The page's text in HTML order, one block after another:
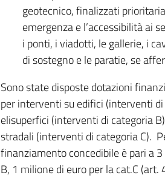
geotecnico, finalizzati
emergenza e l’accessibilità ai
i ponti, i viadotti, le gallerie, i
di sostegno e le paratie, se
Sono state disposte dotazioni
per interventi su edifici (interventi
elisuperfici (interventi di categoria
stradali (interventi di categoria C).
finanziamento concedibile è pari a
B, 1 milione di euro per la cat.C (art.